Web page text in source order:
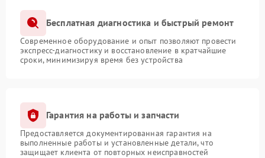
Бесплатная диагностика и быстрый ремонт
Современное оборудование и опыт позволяют провести
экспресс-диагностику и восстановление в кратчайшие
сроки, минимизируя время без устройства
Гарантия на работы и запчасти
Предоставляется документированная гарантия на
выполненные работы и установленные детали, что
защищает клиента от повторных неисправностей